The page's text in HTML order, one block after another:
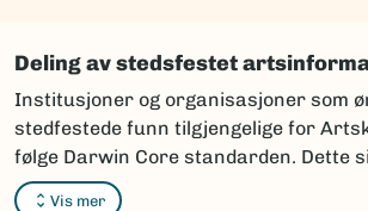
Deling av stedsfestet
Vis mer
Institusjoner og organisasjoner som
stedfestede funn tilgjengelige for
følge Darwin Core standarden. Dette
kan integreres og vises korrekt i